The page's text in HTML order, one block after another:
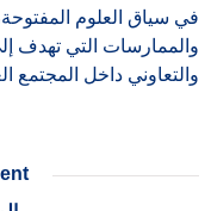
في سياق العلوم
والممارسات التي تهدف
والتعاوني داخل المجتمع